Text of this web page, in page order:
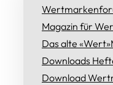
Magazin für
Das alte
Downloads
Download